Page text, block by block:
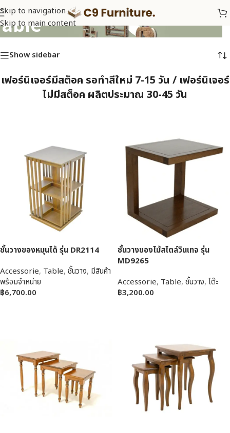
Skip to navigation
Skip to main content
Show sidebar
เฟอร์นิเจอร์มีสต็อค รอทำสีใหม่ 7-15 วัน / เฟอร์นิเจอร์
ไม่มีสต็อค ผลิตประมาณ 30-45 วัน
ชั้นวางของหมุนได้ รุ่น DR2114
Accessorie, Table, ชั้นวาง, มีสินค้า
พร้อมจำหน่าย
฿6,700.00
ชั้นวางของไม้สไตล์วินเทจ รุ่น
MD9265
Accessorie, Table, ชั้นวาง, โต๊ะ
฿3,200.00